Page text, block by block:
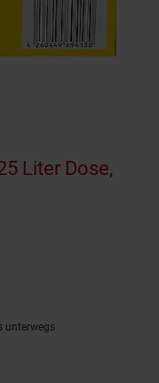
Liter Dose,
unterwegs